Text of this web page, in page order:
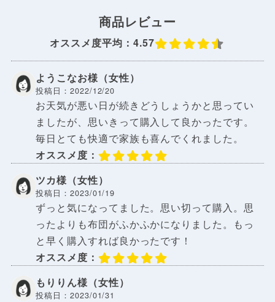
商品レビュー
オススメ度平均：4.57
ようこなお様（女性）
投稿日：2022/12/20
お天気が悪い日が続きどうしょうかと思ってい
ましたが、思いきって購入して良かったです。
毎日とても快適で家族も喜んでくれました。
オススメ度：
ツカ様（女性）
投稿日：2023/01/19
ずっと気になってました。思い切って購入。思
ったよりも布団がふかふかになりました。もっ
と早く購入すれば良かったです！
オススメ度：
もりりん様（女性）
投稿日：2023/01/31